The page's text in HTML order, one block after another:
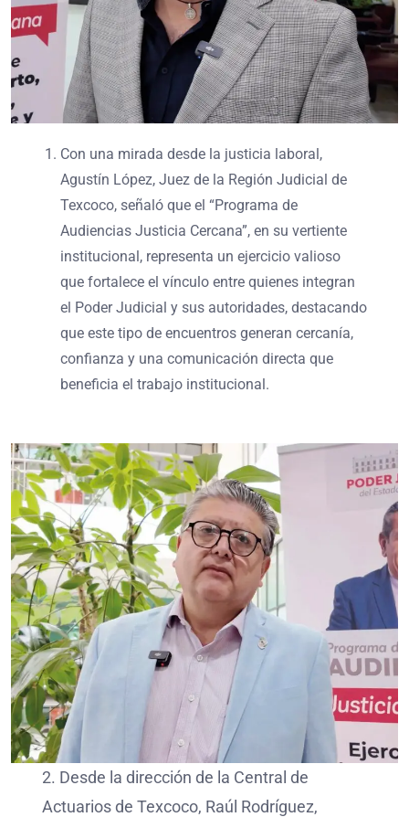
Con una mirada desde la justicia laboral,
Agustín López, Juez de la Región Judicial de
Texcoco, señaló que el “Programa de
Audiencias Justicia Cercana”, en su vertiente
institucional, representa un ejercicio valioso
que fortalece el vínculo entre quienes integran
el Poder Judicial y sus autoridades, destacando
que este tipo de encuentros generan cercanía,
confianza y una comunicación directa que
beneficia el trabajo institucional.
2. Desde la dirección de la Central de
Actuarios de Texcoco, Raúl Rodríguez,